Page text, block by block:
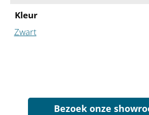
Kleur
Zwart
Bezoek onze